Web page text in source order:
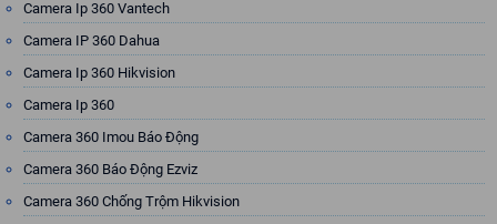
Camera Ip 360 Vantech
Camera IP 360 Dahua
Camera Ip 360 Hikvision
Camera Ip 360
Camera 360 Imou Báo Động
Camera 360 Báo Động Ezviz
Camera 360 Chống Trộm Hikvision